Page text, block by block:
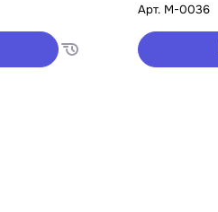
Арт. M-0036